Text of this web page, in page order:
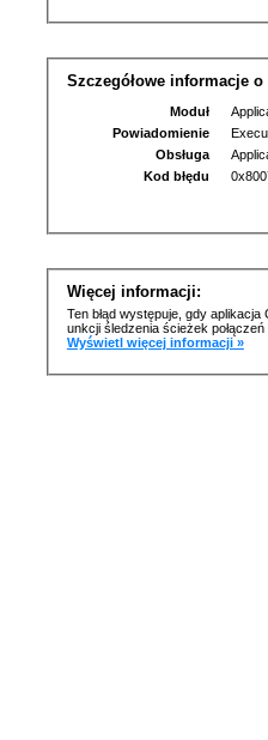
Szczegółowe informacje o
Moduł
Powiadomienie
Obsługa
Kod błędu
Więcej informacji:
Ten błąd występuje, gdy
unkcji śledzenia ścieżek
Wyświetl więcej informacji »